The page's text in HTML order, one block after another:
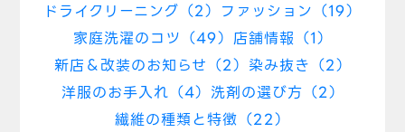
ドライクリーニング（2） ファッション（19）
家庭洗濯のコツ（49） 店舗情報（1）
新店＆改装のお知らせ（2） 染み抜き（2）
洋服のお手入れ（4） 洗剤の選び方（2）
繊維の種類と特徴（22）